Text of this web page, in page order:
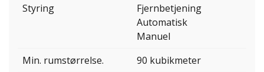
Styring
Fjernbetjening
Automatisk
Manuel
Min. rumstørrelse.
90 kubikmeter